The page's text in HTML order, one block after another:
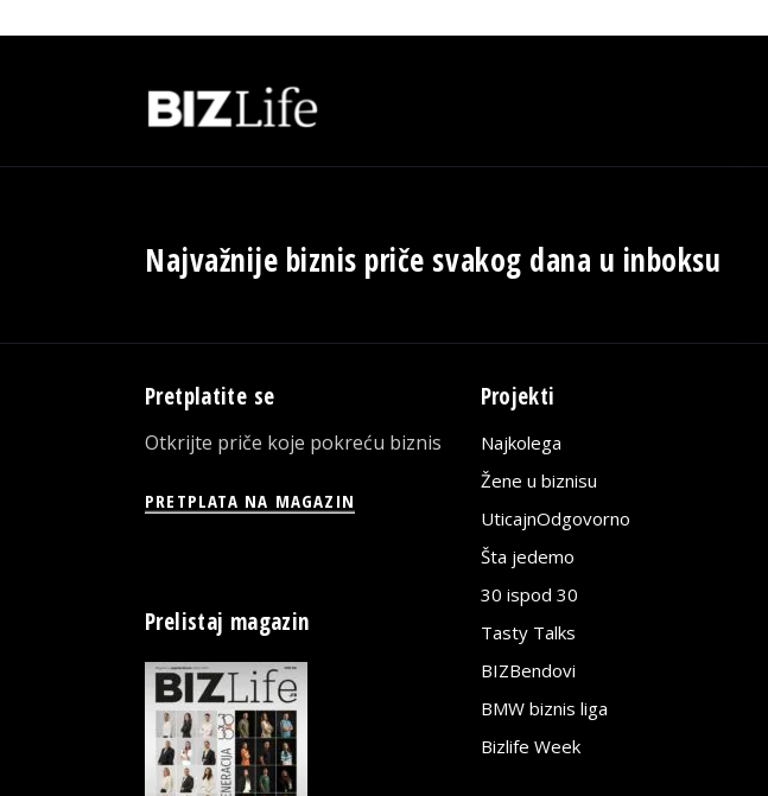
Najvažnije biznis priče svakog dana u inboksu
Pretplatite se
Otkrijte priče koje pokreću biznis
PRETPLATA NA MAGAZIN
Prelistaj magazin
Projekti
Najkolega
Žene u biznisu
UticajnOdgovorno
Šta jedemo
30 ispod 30
Tasty Talks
BIZBendovi
BMW biznis liga
Bizlife Week